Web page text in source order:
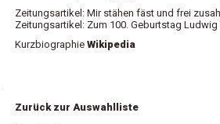
Zeitungsartikel: Mir stähen fäst und frei
Zeitungsartikel: Zum 100. Geburtstag
Kurzbiographie Wikipedia
Zurück zur Auswahlliste